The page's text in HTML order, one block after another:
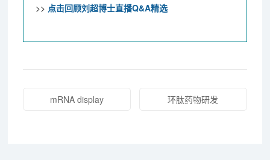
>> 点击回顾刘超博士直播Q&A精选
mRNA display 环肽药物研发